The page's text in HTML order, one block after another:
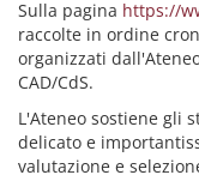
Sulla pagina https://
raccolte in ordine
organizzati
CAD/CdS.
L'Ateneo sostiene gli
delicato e
valutazione e